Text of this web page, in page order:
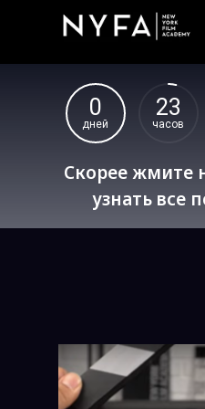
0
дней
23
часов
Скорее жмите
узнать все